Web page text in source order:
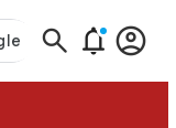
  